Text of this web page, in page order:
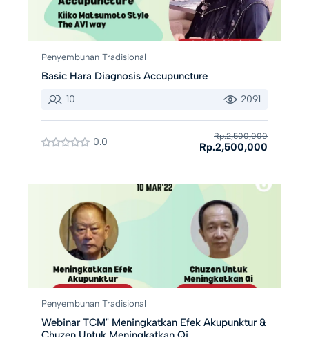
Penyembuhan Tradisional
Basic Hara Diagnosis Accupuncture
10 2091
0.0 Rp.2,500,000
Rp.2,500,000
Penyembuhan Tradisional
Webinar TCM" Meningkatkan Efek Akupunktur &